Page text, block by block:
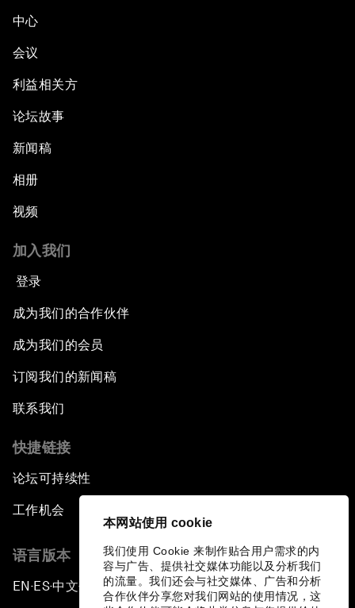
本网站使用 cookie
我们使用 Cookie 来制作贴合用户需求的内
容与广告、提供社交媒体功能以及分析我们
的流量。我们还会与社交媒体、广告和分析
合作伙伴分享您对我们网站的使用情况，这
中心
会议
利益相关方
论坛故事
新闻稿
相册
视频
加入我们
登录
成为我们的合作伙伴
成为我们的会员
订阅我们的新闻稿
联系我们
快捷链接
论坛可持续性
工作机会
语言版本
EN ▪ ES▪中文▪ 日本語